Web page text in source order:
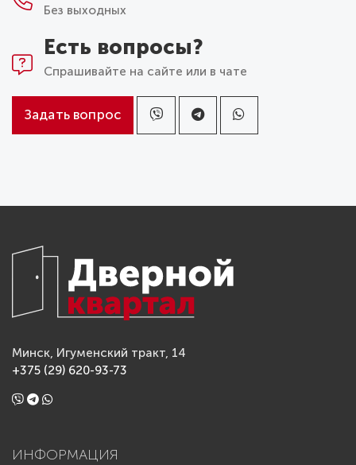
Без выходных
Есть вопросы?
Спрашивайте на сайте или в чате
Задать вопрос
Минск, Игуменский тракт, 14
+375 (29) 620-93-73
ИНФОРМАЦИЯ